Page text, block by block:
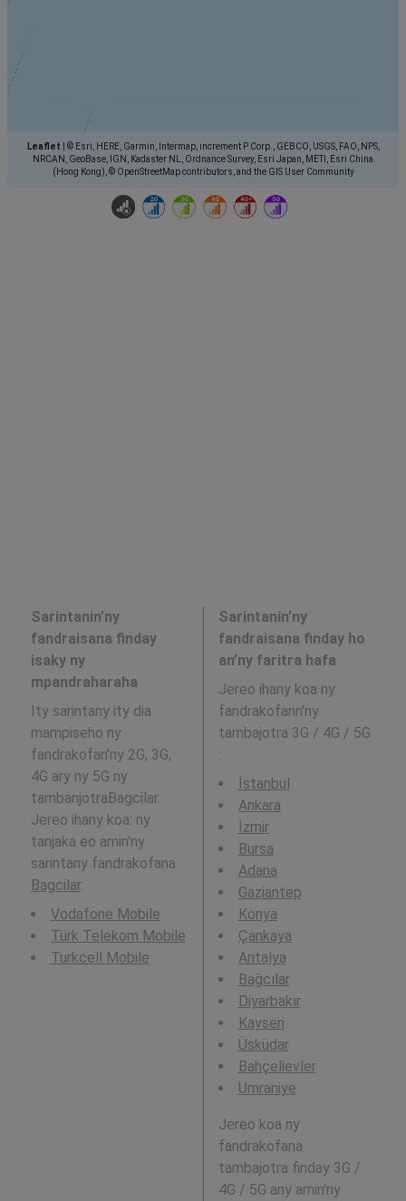
Leaflet
© Esri, HERE, Garmin, Intermap, increment P Corp., GEBCO, USGS, FAO, NPS,
NRCAN, GeoBase, IGN, Kadaster NL, Ordnance Survey, Esri Japan, METI, Esri China
(Hong Kong), © OpenStreetMap contributors, and the GIS User Community
Sarintanin’ny
fandraisana finday
isaky ny
mpandraharaha
Ity sarintany ity dia
mampiseho ny
fandrakofan'ny 2G, 3G,
4G ary ny 5G ny
tambanjotraBagcilar.
Jereo ihany koa: ny
tanjaka eo amin'ny
sarintany fandrakofana
Bagcilar.
Vodafone Mobile
Türk Telekom Mobile
Turkcell Mobile
Sarintanin’ny
fandraisana finday ho
an’ny faritra hafa
Jereo ihany koa ny
fandrakofann'ny
tambajotra 3G / 4G / 5G
:
İstanbul
Ankara
İzmir
Bursa
Adana
Gaziantep
Konya
Çankaya
Antalya
Bağcılar
Diyarbakır
Kayseri
Üsküdar
Bahçelievler
Umraniye
Jereo koa ny
fandrakofana
tambajotra finday 3G /
4G / 5G any amin'ny